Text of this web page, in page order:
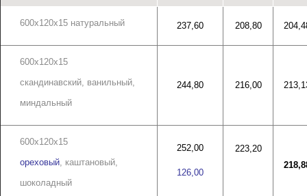
600х120х15 натуральный 237,60 208,80
600х120х15
скандинавский, ванильный,
миндальный
244,80 216,00
600х120х15
ореховый каштановый,
шоколадный
252,00
126,00
223,20